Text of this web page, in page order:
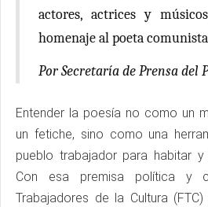
actores, actrices y
homenaje al poeta
Por Secretaría de Prensa del
Entender la poesía no como un
un fetiche, sino como una
pueblo trabajador para habitar y
Con esa premisa política y
Trabajadores de la Cultura